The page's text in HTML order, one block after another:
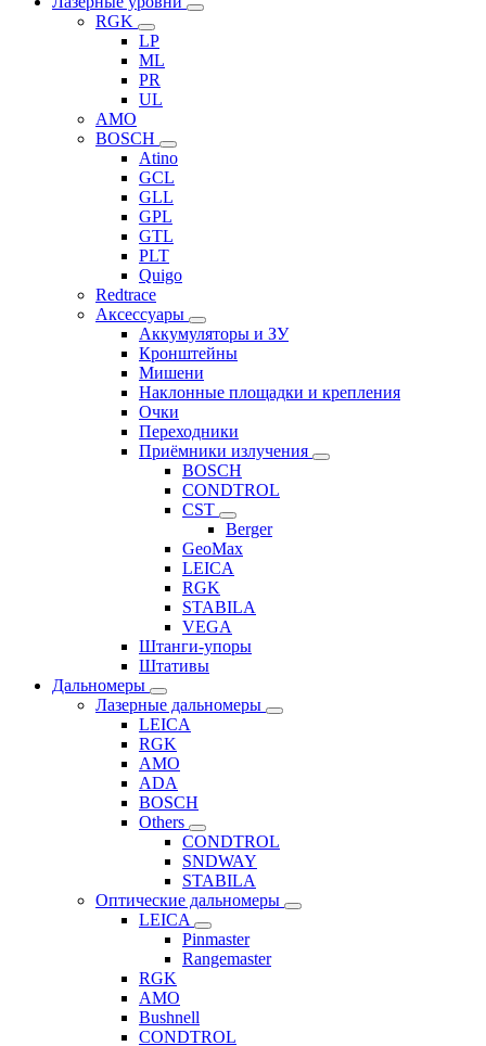
RGK
LP
ML
PR
UL
AMO
BOSCH
Atino
GCL
GLL
GPL
GTL
PLT
Quigo
Redtrace
Аксессуары
Аккумуляторы и ЗУ
Кронштейны
Мишени
Наклонные площадки и крепления
Очки
Переходники
Приёмники излучения
BOSCH
CONDTROL
CST
Berger
GeoMax
LEICA
RGK
STABILA
VEGA
Штанги-упоры
Штативы
Дальномеры
Лазерные дальномеры
LEICA
RGK
AMO
ADA
BOSCH
Others
CONDTROL
SNDWAY
STABILA
Оптические дальномеры
LEICA
Pinmaster
Rangemaster
RGK
AMO
Bushnell
CONDTROL